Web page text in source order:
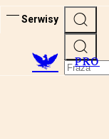
Serwisy
PRO